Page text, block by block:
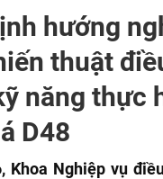
hướng
thuật
năng thực
D48
Khoa Nghiệp vụ